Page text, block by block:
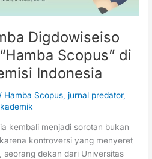
Digdowiseiso
Scopus” di
Indonesia
/ Hamba Scopus jurnal predator,
kembali menjadi sorotan bukan
kontroversi yang menyeret
seorang dekan dari Universitas